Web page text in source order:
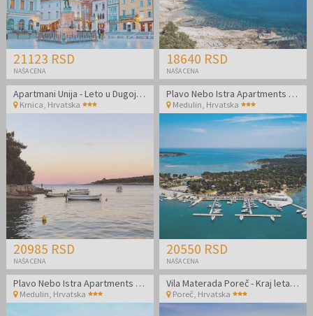
21123 RSD
NAŠA CENA
18640 RSD
NAŠA CENA
Apartmani Unija - Leto u Dugoj Uvali
Krnica Hrvatska
20985 RSD
NAŠA CENA
Plavo Nebo Istra Apartments - Lavanda 2+2
Medulin Hrvatska
20550 RSD
NAŠA CENA
Plavo Nebo Istra Apartments - Oleander Comfort 2+2
Medulin, Hrvatska
Vila Materada Poreč - Kraj leta na izuzetnoj lokaciji
Poreč, Hrvatska